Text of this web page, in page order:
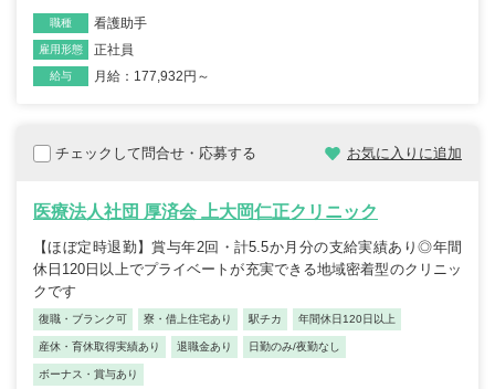
職種 看護助手
雇用形態 正社員
給与 月給：177,932円～
チェックして問合せ・応募する お気に入りに追加
医療法人社団 厚済会 上大岡仁正クリニック
【ほぼ定時退勤】賞与年2回・計5.5か月分の支給実績あり◎年間
休日120日以上でプライベートが充実できる地域密着型のクリニッ
クです
復職・ブランク可 寮・借上住宅あり 駅チカ 年間休日120日以上
産休・育休取得実績あり 退職金あり 日勤のみ/夜勤なし
ボーナス・賞与あり